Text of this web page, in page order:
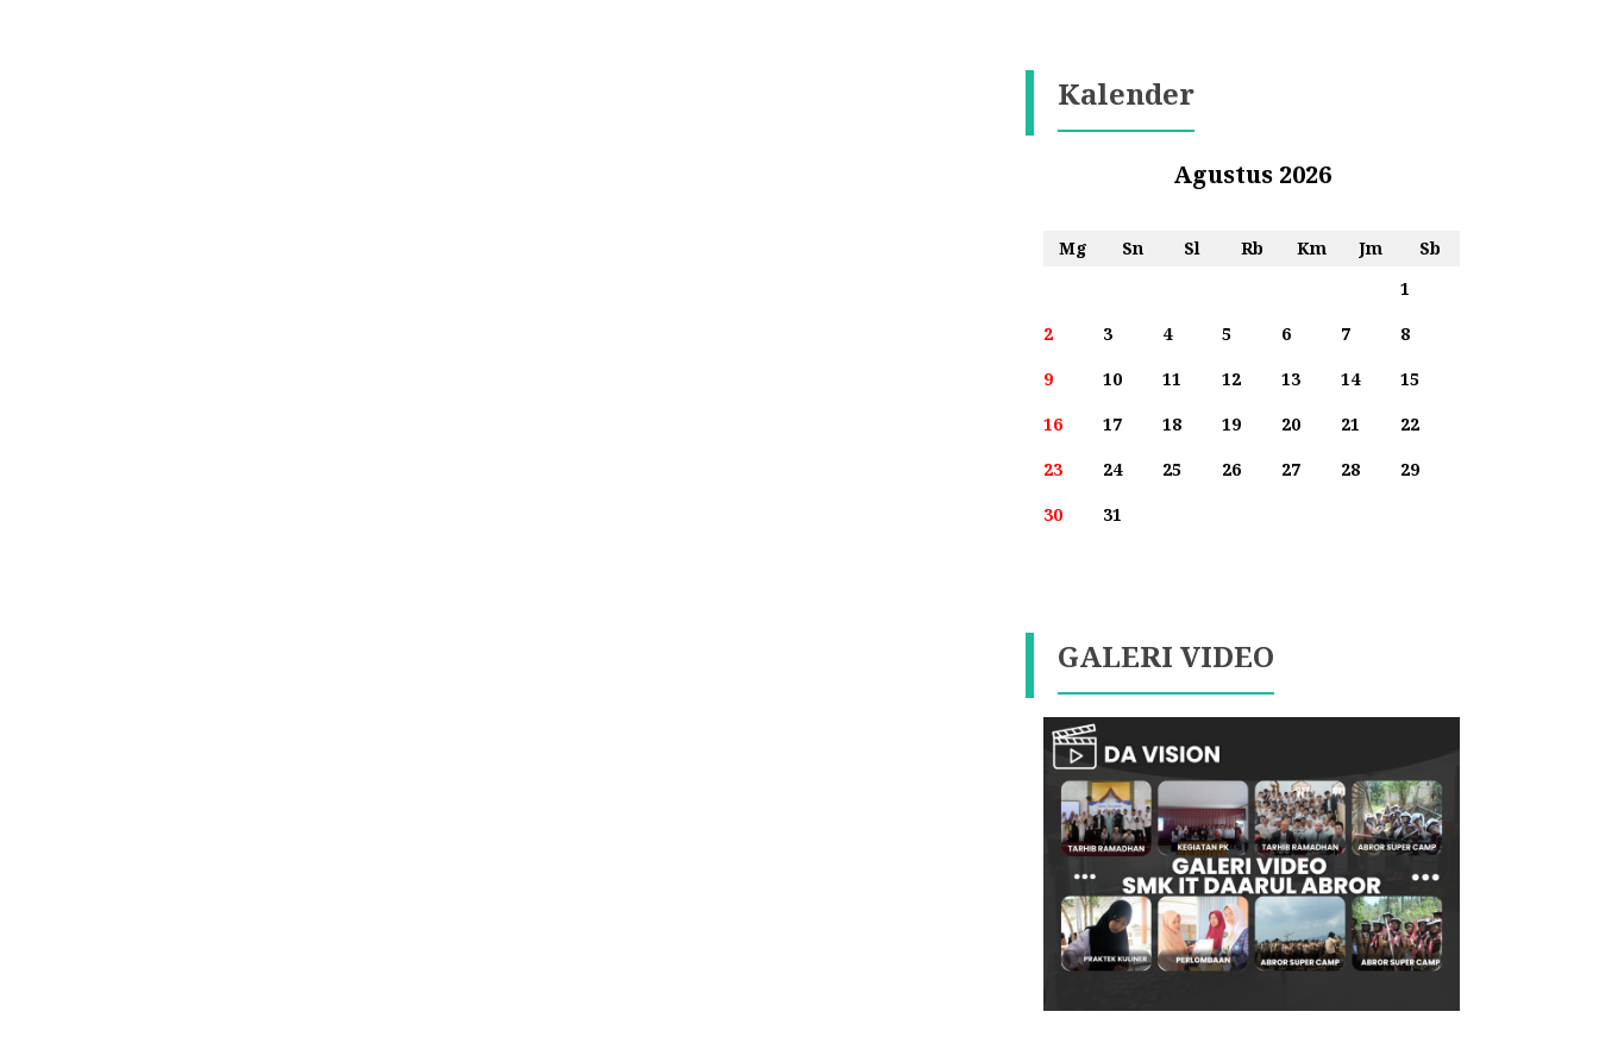
Kalender
Agustus 2026
Mg Sn Sl Rb Km Jm
Sb
1
2
3 4 5 6 7
8
9
10 11 12 13 14
15
16
17 18 19 20 21
22
23
24 25 26 27 28
29
30
31
GALERI VIDEO